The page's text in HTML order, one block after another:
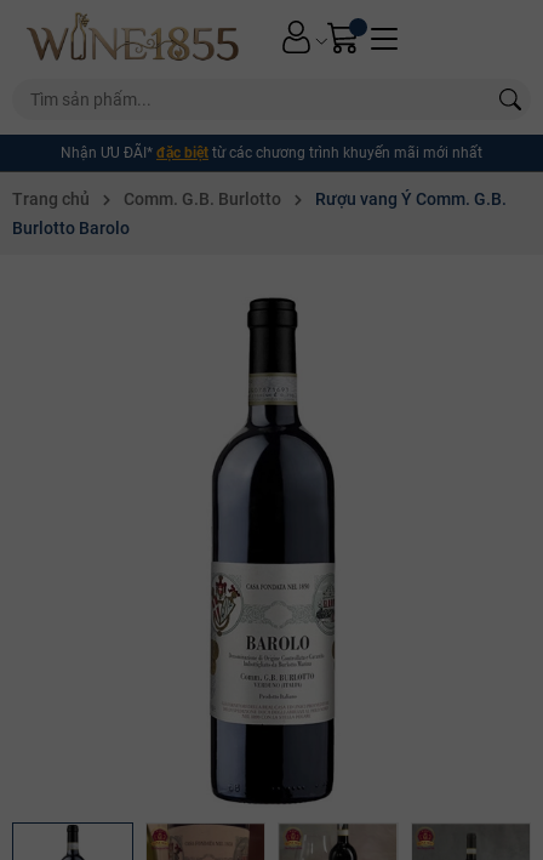
Nhận ƯU ĐÃI* đặc biệt từ các chương trình khuyến mãi mới nhất
Trang chủ Comm. G.B. Burlotto
Rượu vang Ý Comm. G.B.
Burlotto Barolo